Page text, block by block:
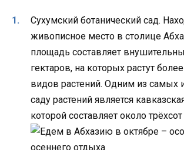
Сухумский ботанический сад.
живописное место в столице
площадь составляет
гектаров, на которых растут
видов растений. Одним из самых
саду растений является
которой составляет около трёхсот